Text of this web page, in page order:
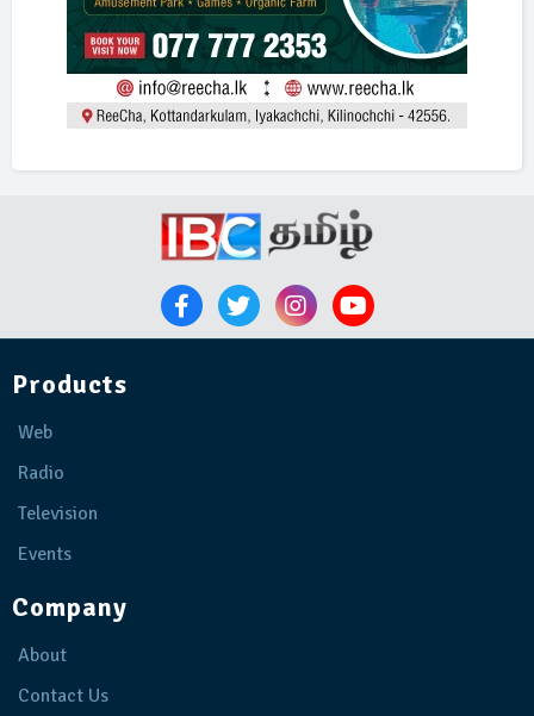
Products
Web
Radio
Television
Events
Company
About
Contact Us